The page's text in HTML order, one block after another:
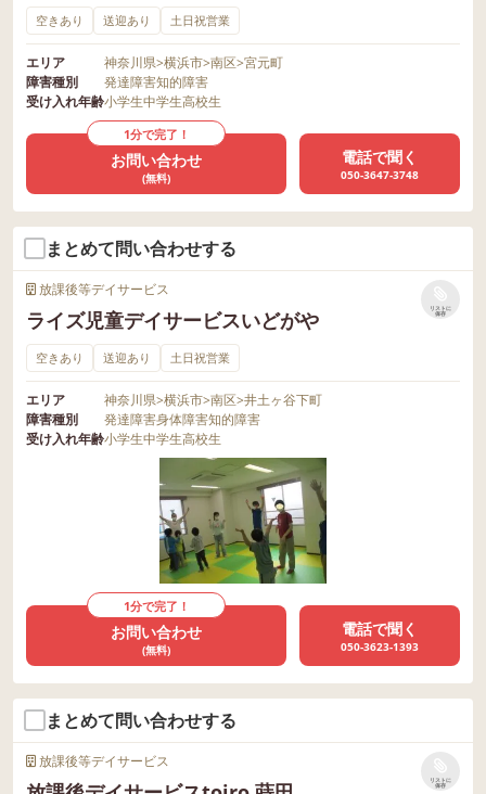
空きあり 送迎あり 土日祝営業
エリア 神奈川県>横浜市>南区>宮元町
障害種別
発達障害知的障害
受け入れ年齢小学生中学生高校生
1分で完了！
お問い合わせ
(無料)
電話で聞く
050-3647-3748
まとめて問い合わせする
放課後等デイサービス
ライズ児童デイサービスいどがや
リストに
保存
空きあり 送迎あり 土日祝営業
エリア 神奈川県>横浜市>南区>井土ヶ谷下町
障害種別
発達障害身体障害知的障害
受け入れ年齢小学生中学生高校生
1分で完了！
お問い合わせ
(無料)
電話で聞く
050-3623-1393
まとめて問い合わせする
放課後等デイサービス
リストに
保存